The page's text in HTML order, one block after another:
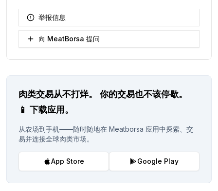
举报信息
向 MeatBorsa 提问
肉类交易从不打烊。
你的交易也不该停歇。
📱下载应用。
从农场到手机——随时随地在 Meatborsa 应用中探索、交
易并连接全球肉类市场。
App Store Google Play